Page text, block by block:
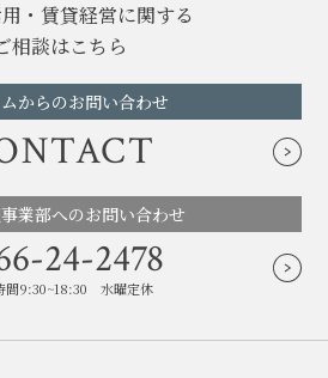
・賃貸経営に関する
相談はこちら
からのお問い合わせ
業部へのお問い合わせ
24-2478
間9:30~18:30 水曜定休